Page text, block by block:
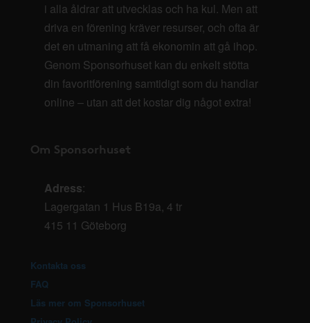
i alla åldrar att utvecklas och ha kul. Men att
driva en förening kräver resurser, och ofta är
det en utmaning att få ekonomin att gå ihop.
Genom Sponsorhuset kan du enkelt stötta
din favoritförening samtidigt som du handlar
online – utan att det kostar dig något extra!
Om Sponsorhuset
Adress:
Lagergatan 1 Hus B19a, 4 tr
415 11 Göteborg
Kontakta oss
FAQ
Läs mer om Sponsorhuset